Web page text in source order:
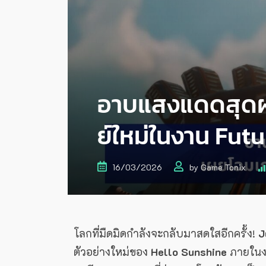
อาบแสงแดดสุด
ย์ใหม่ในงาน
16/03/2026 by Game Tonix
โลกที่มืดมิดกำลังจะกลับมาสดใสอีกครั้ง!
ตัวอย่างใหม่ของ Hello Sunshine ภายใน